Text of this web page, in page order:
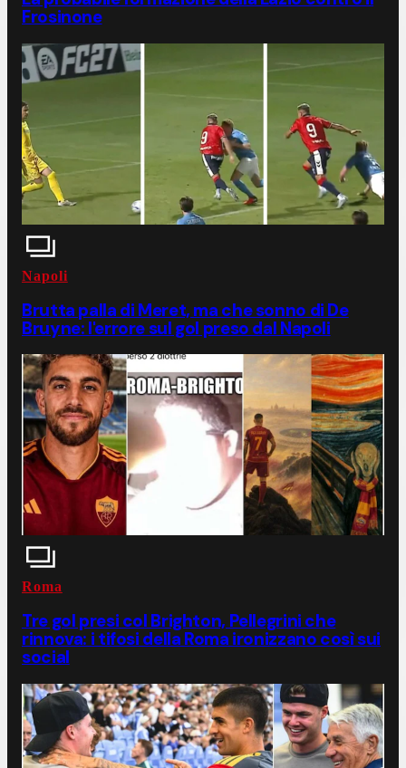
Frosinone
Napoli
Brutta palla di Meret, ma che sonno di De
Bruyne: l'errore sul gol preso dal Napoli
Roma
Tre gol presi col Brighton, Pellegrini che
rinnova: i tifosi della Roma ironizzano così sui
social